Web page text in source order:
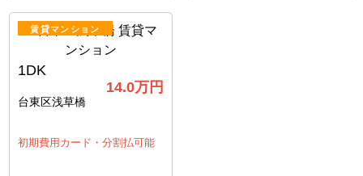
賃貸マンション
1DK
14.0万円
台東区浅草橋
初期費用カード・分割払可能